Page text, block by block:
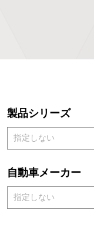
製品シリーズ
自動車メーカー